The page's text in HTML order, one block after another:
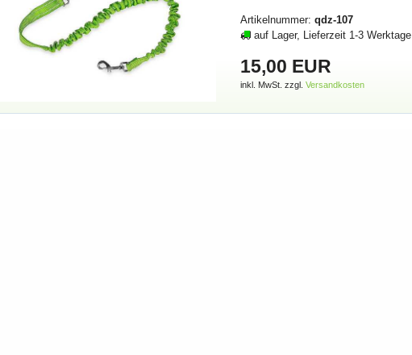
Artikelnummer:qdz-107
auf Lager, Lieferzeit 1-3 Werktage
15,00 EUR
inkl. MwSt. zzgl.Versandkosten